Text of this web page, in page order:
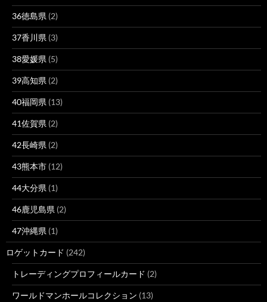
36徳島県 (2)
37香川県 (3)
38愛媛県 (5)
39高知県 (2)
40福岡県 (13)
41佐賀県 (2)
42長崎県 (2)
43熊本市 (12)
44大分県 (1)
46鹿児島県 (2)
47沖縄県 (1)
ロゲットカード (242)
トレーディングプロフィールカード (2)
ワールドマンホールコレクション (13)